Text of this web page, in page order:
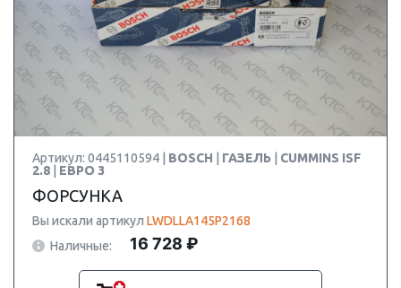
Артикул: 0445110594 | BOSCH ГАЗЕЛЬ
CUMMINS ISF
2.8
ЕВРО 3
ФОРСУНКА
Вы искали артикул LWDLLA145P2168
Наличные:
16 728 ₽